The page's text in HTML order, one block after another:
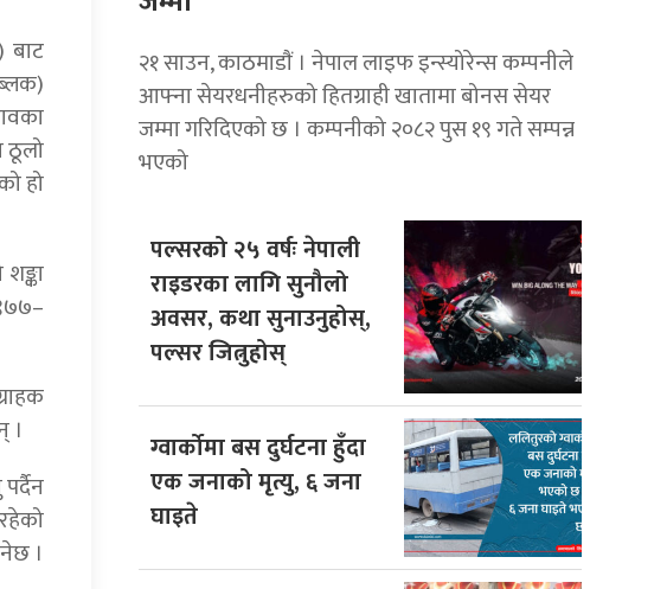
बाट
ठूलो
हो
।
।
२१ साउन, काठमाडाैं । नेपाल लाइफ इन्स्योरेन्स कम्पनीले
आफ्ना सेयरधनीहरुको हितग्राही खातामा बोनस सेयर
जम्मा गरिदिएको छ । कम्पनीको २०८२ पुस १९ गते सम्पन्न
भएको
पल्सरको २५ वर्षः नेपाली
राइडरका लागि सुनौलो
अवसर, कथा सुनाउनुहोस्,
पल्सर जित्नुहोस्
ग्वार्कोमा बस दुर्घटना हुँदा
एक जनाको मृत्यु, ६ जना
घाइते